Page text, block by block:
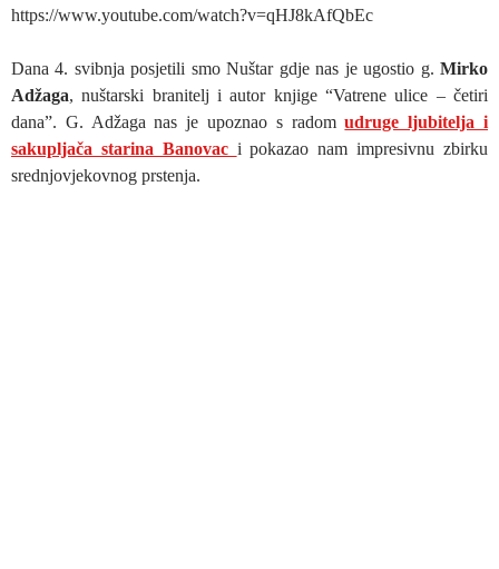
https://www.youtube.com/watch?v=qHJ8kAfQbEc
Dana 4. svibnja posjetili smo Nuštar gdje nas je ugostio g. Mirko
Adžaga, nuštarski branitelj i autor knjige “Vatrene ulice – četiri
dana”. G. Adžaga nas je upoznao s radomudruge ljubitelja i
sakupljača starina Banovac i pokazao nam impresivnu zbirku
srednjovjekovnog prstenja.